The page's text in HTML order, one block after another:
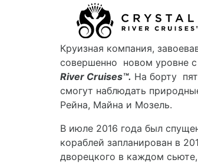
Круизная компания,
совершенно новом уровне
River Cruises™. На борту
смогут наблюдать
Рейна, Майна и Мозель.
В июле 2016 года был
кораблей запланирован в
дворецкого в каждом